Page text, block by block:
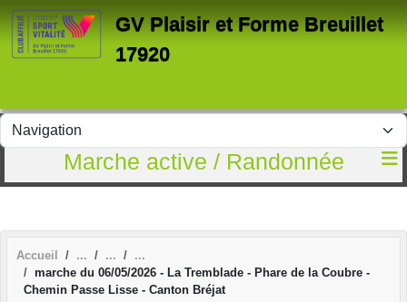
GV Plaisir et Forme Breuillet
17920
Marche active / Randonnée
Accueil
marche du 06/05/2026 - La Tremblade - Phare de la Coubre -
Chemin Passe Lisse - Canton Bréjat
Panneau de gestion des cookies